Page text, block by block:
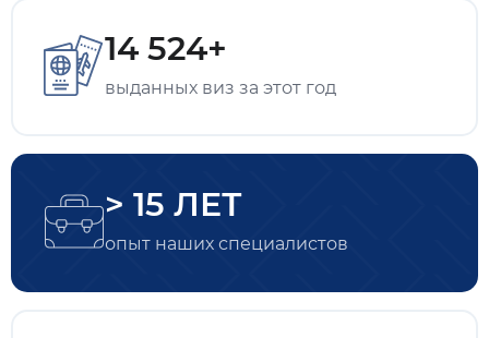
14 524+
выданных виз за этот год
> 15 ЛЕТ
опыт наших специалистов